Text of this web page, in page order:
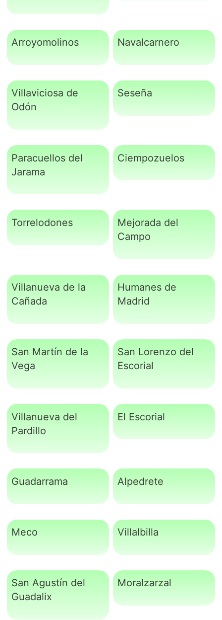
Arroyomolinos Navalcarnero
Villaviciosa de
Odón
Seseña
Paracuellos del
Jarama
Ciempozuelos
Torrelodones
Mejorada del
Campo
Villanueva de la
Cañada
Humanes de
Madrid
San Martín de la
Vega
San Lorenzo del
Escorial
Villanueva del
Pardillo
El Escorial
Guadarrama Alpedrete
Meco Villalbilla
San Agustín del
Guadalix
Moralzarzal